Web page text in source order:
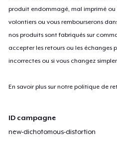
produit endommagé, mal imprimé
volontiers ou vous rembourserons
nos produits sont fabriqués sur
accepter les retours ou les échanges
incorrectes ou si vous changez
En savoir plus sur notre politique de
ID campagne
new-dichotomous-distortion